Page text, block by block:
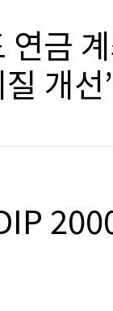
연금
개선’